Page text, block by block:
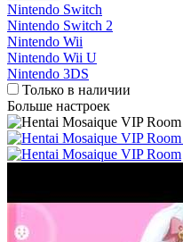
Nintendo Switch
Nintendo Switch 2
Nintendo Wii
Nintendo Wii U
Nintendo 3DS
Только в наличии
Больше настроек